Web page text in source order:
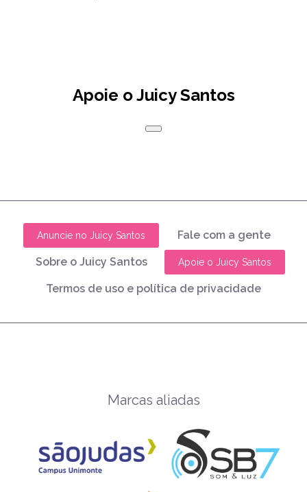
Apoie o Juicy Santos
Anuncie no Juicy Santos Fale com a gente
Sobre o Juicy Santos Apoie o Juicy Santos
Termos de uso e política de privacidade
Marcas aliadas